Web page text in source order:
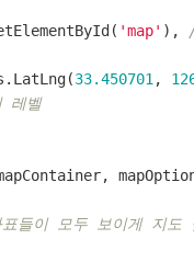
( 'map' ),
. LatLng(33.450701 ,
레벨
,
들이 모두 보이게 지도